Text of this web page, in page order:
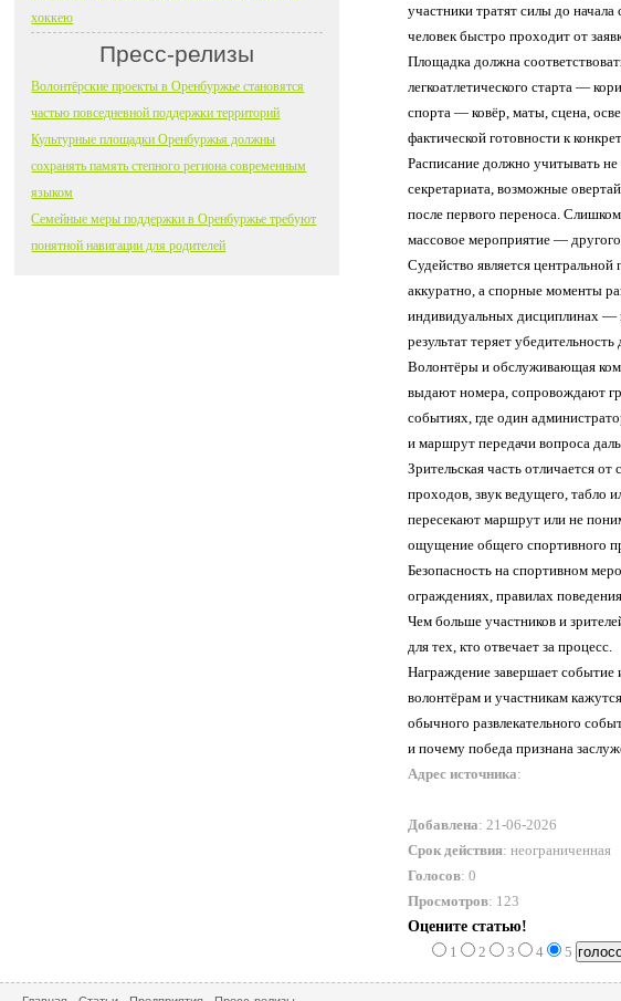
участники тратят силы до
человек быстро проходит от
Площадка должна
легкоатлетического старта —
спорта — ковёр, маты, сцена,
фактической готовности к
Расписание должно учитывать
секретариата, возможные
после первого переноса.
массовое мероприятие —
Судейство является
аккуратно, а спорные моменты
индивидуальных дисциплинах —
результат теряет
Волонтёры и обслуживающая
выдают номера, сопровождают
событиях, где один
и маршрут передачи вопроса
Зрительская часть отличается
проходов, звук ведущего, табло
пересекают маршрут или не
ощущение общего спортивного
Безопасность на спортивном
ограждениях, правилах
Чем больше участников и
для тех, кто отвечает за процесс.
Награждение завершает событие
волонтёрам и участникам
обычного развлекательного
и почему победа признана
Адрес источника:
Добавлена: 21-06-2026
Срок действия: неограниченная
Голосов: 0
Просмотров: 123
Оцените статью!
1 2 3 4 5
хоккею
Пресс-релизы
Волонтёрские проекты в Оренбуржье становятся
частью повседневной поддержки территорий
Культурные площадки Оренбуржья должны
сохранять память степного региона современным
языком
Семейные меры поддержки в Оренбуржье требуют
понятной навигации для родителей